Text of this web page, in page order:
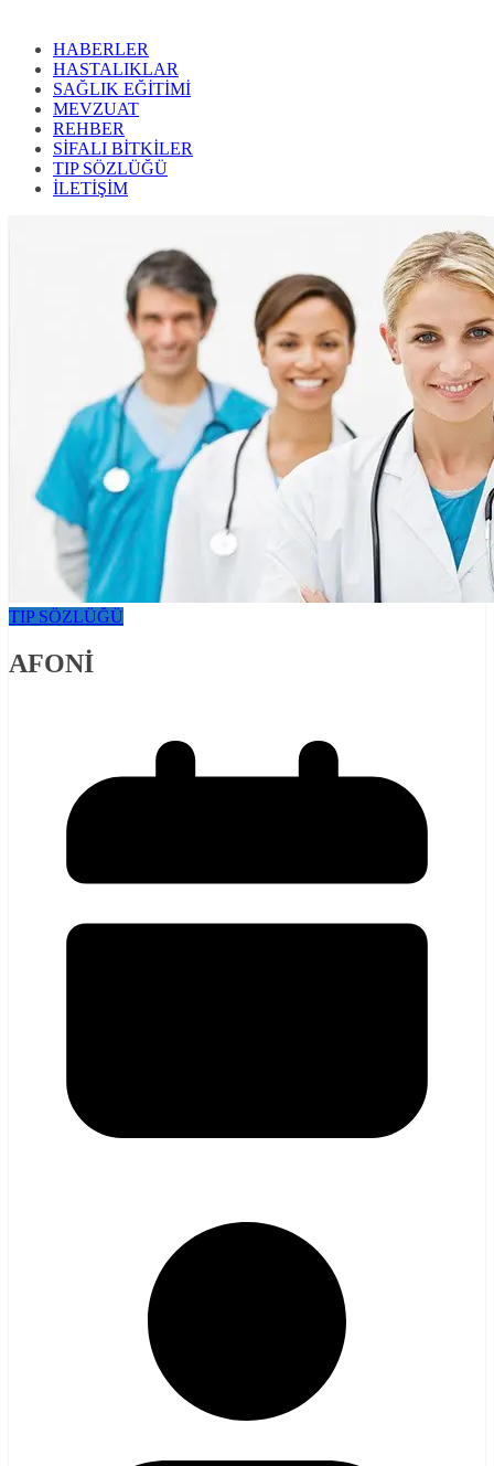
HABERLER
HASTALIKLAR
SAĞLIK EĞİTİMİ
MEVZUAT
REHBER
SİFALI BİTKİLER
TIP SÖZLÜĞÜ
İLETİŞİM
TIP SÖZLÜĞÜ
AFONİ